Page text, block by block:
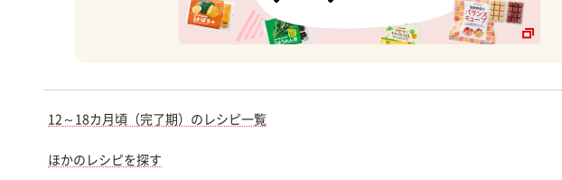
12～18カ月頃（完了期）のレシピ一覧
ほかのレシピを探す